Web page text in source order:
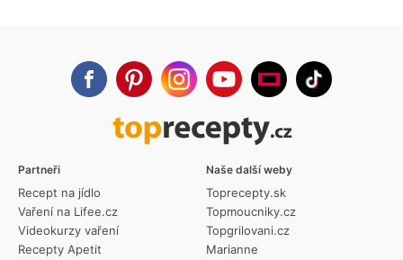
Partneři
Recept na jídlo
Vaření na Lifee.cz
Videokurzy vaření
Recepty Apetit
Naše další weby
Toprecepty.sk
Topmoucniky.cz
Topgrilovani.cz
Marianne